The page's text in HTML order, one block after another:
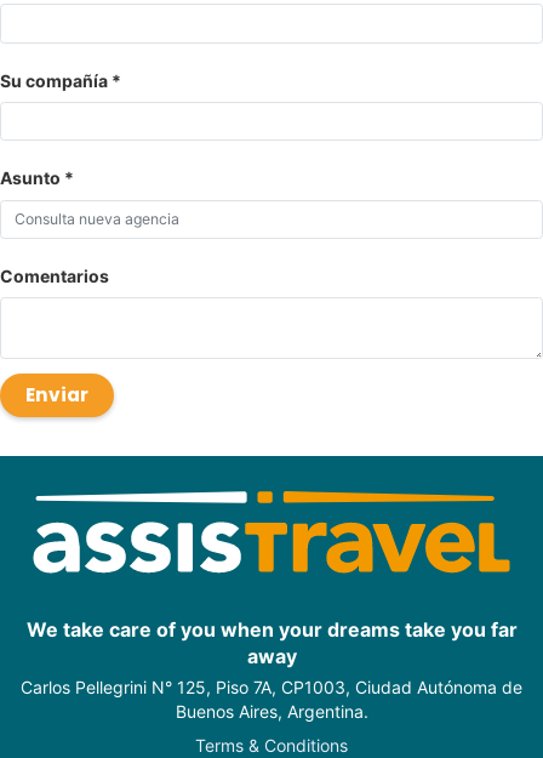
Su compañía
Asunto
Comentarios
Enviar
We take care of you when your dreams take you far
away
Carlos Pellegrini N° 125, Piso 7A, CP1003, Ciudad Autónoma de
Buenos Aires, Argentina.
Terms & Conditions